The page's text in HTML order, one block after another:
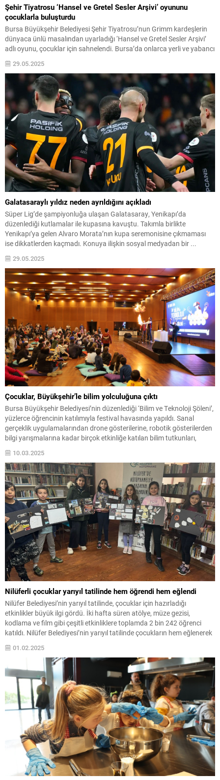
Şehir Tiyatrosu ‘Hansel ve Gretel Sesler Arşivi’ oyununu
çocuklarla buluşturdu
Bursa Büyükşehir Belediyesi Şehir Tiyatrosu’nun Grimm kardeşlerin
dünyaca ünlü masalından uyarladığı ‘Hansel ve Gretel Sesler Arşivi’
adlı oyunu, çocuklar için sahnelendi. Bursa’da onlarca yerli ve yabancı
Tiyatrosu, çocuklar için de özel bir eseri sahneledi. Tayyare Kültür
Merkezi’nde yapılan oyunun prömiyerine, birçok okuldan öğrenciler
katıldı....
29.05.2025
Galatasaraylı yıldız neden ayrıldığını açıkladı
Süper Lig’de şampiyonluğa ulaşan Galatasaray, Yenikapı’da
düzenlediği kutlamalar ile kupasına kavuştu. Takımla birlikte
Yenikapı’ya gelen Alvaro Morata’nın kupa seremonisine çıkmaması
ise dikkatlerden kaçmadı. Konuya ilişkin sosyal medyadan bir ...
29.05.2025
Çocuklar, Büyükşehir’le bilim yolculuğuna çıktı
Bursa Büyükşehir Belediyesi’nin düzenlediği ‘Bilim ve Teknoloji Şöleni’,
yüzlerce öğrencinin katılımıyla festival havasında yapıldı. Sanal
gerçeklik uygulamalarından drone gösterilerine, robotik gösterilerden
bilgi yarışmalarına kadar birçok etkinliğe katılan bilim tutkunları,
teknoloji dolu bir gün geçirdi. Bursa Büyükşehir Belediyesi, bilimsel
düşünme yeteneğine sahip ve teknolojiyi sadece tüketen değil aynı
zamanda üreten bireyler...
10.03.2025
Nilüferli çocuklar yarıyıl tatilinde hem öğrendi hem eğlendi
Nilüfer Belediyesi’nin yarıyıl tatilinde, çocuklar için hazırladığı
etkinlikler büyük ilgi gördü. İki hafta süren atölye, müze gezisi,
kodlama ve film gibi çeşitli etkinliklere toplamda 2 bin 242 öğrenci
katıldı. Nilüfer Belediyesi’nin yarıyıl tatilinde çocukların hem eğlenerek
öğrenmeleri, hem de kişisel gelişimlerine katkı sağlamayı amacıyla
düzenlendiği etkinlikler sona erdi. 7-15 yaş...
01.02.2025